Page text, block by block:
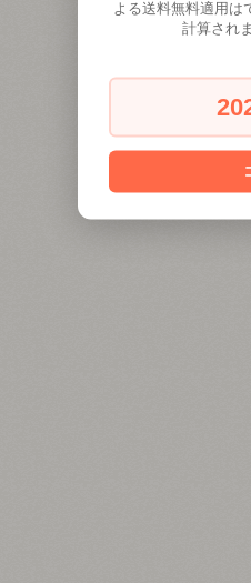
よる送料無料適用は
計算され